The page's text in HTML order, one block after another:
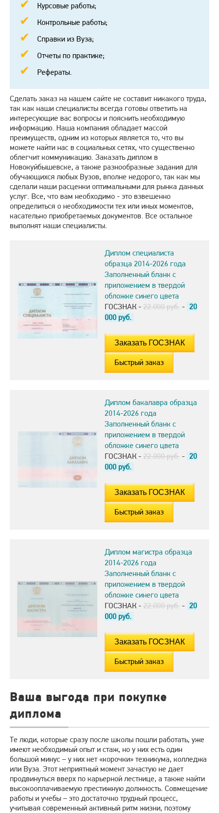
Курсовые работы;
Контрольные работы;
Справки из Вуза;
Отчеты по практике;
Рефераты.
Сделать заказ на нашем сайте не составит никакого труда,
так как наши специалисты всегда готовы ответить на
интересующие вас вопросы и пояснить необходимую
информацию. Наша компания обладает массой
преимуществ, одним из которых является то, что вы
можете найти нас в социальных сетях, что существенно
облегчит коммуникацию. Заказать диплом в
Новокуйбышевске, а также разнообразные задания для
обучающихся любых Вузов, вполне недорого, так как мы
сделали наши расценки оптимальными для рынка данных
услуг. Все, что вам необходимо - это взвешенно
определиться о необходимости тех или иных моментов,
касательно приобретаемых документов. Все остальное
выполнят наши специалисты.
Диплом специалиста
образца 2014-2026 года
Заполненный бланк с
приложением в твердой
обложке синего цвета
ГОСЗНАК - 22.000 руб. - 20
000 руб.
Быстрый заказ
Диплом бакалавра образца
2014-2026 года
Заполненный бланк с
приложением в твердой
обложке синего цвета
ГОСЗНАК - 22.000 руб. - 20
000 руб.
Быстрый заказ
Диплом магистра образца
2014-2026 года
Заполненный бланк с
приложением в твердой
обложке синего цвета
ГОСЗНАК - 22.000 руб. - 20
000 руб.
Быстрый заказ
Ваша выгода при покупке
диплома
Те люди, которые сразу после школы пошли работать, уже
имеют необходимый опыт и стаж, но у них есть один
большой минус – у них нет «корочки» техникума, колледжа
или Вуза. Этот неприятный момент зачастую не дает
продвинуться вверх по карьерной лестнице, а также найти
высокооплачиваемую престижную должность. Совмещение
работы и учебы – это достаточно трудный процесс,
учитывая современный активный ритм жизни, поэтому